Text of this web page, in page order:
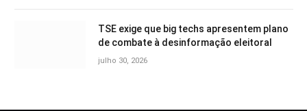
TSE exige que big techs apresentem plano
de combate à desinformação eleitoral
julho 30, 2026